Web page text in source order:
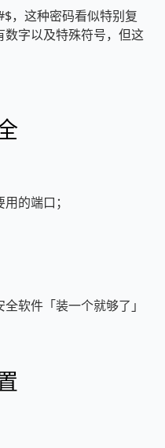
，这种密码看似特别复
字以及特殊符号，但这
的端口；
软件「装一个就够了」